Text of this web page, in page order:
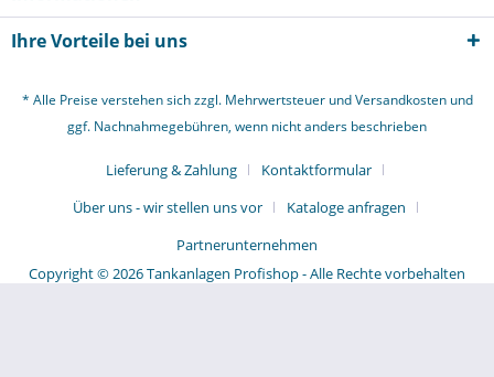
Ihre Vorteile bei uns
* Alle Preise verstehen sich zzgl. Mehrwertsteuer undVersandkostenund
ggf. Nachnahmegebühren, wenn nicht anders beschrieben
Lieferung & Zahlung
Kontaktformular
Über uns - wir stellen uns vor
Kataloge anfragen
Partnerunternehmen
Copyright © 2026 Tankanlagen Profishop - Alle Rechte vorbehalten